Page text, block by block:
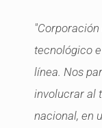
tecnológico
línea. Nos
involucrar al
nacional, en